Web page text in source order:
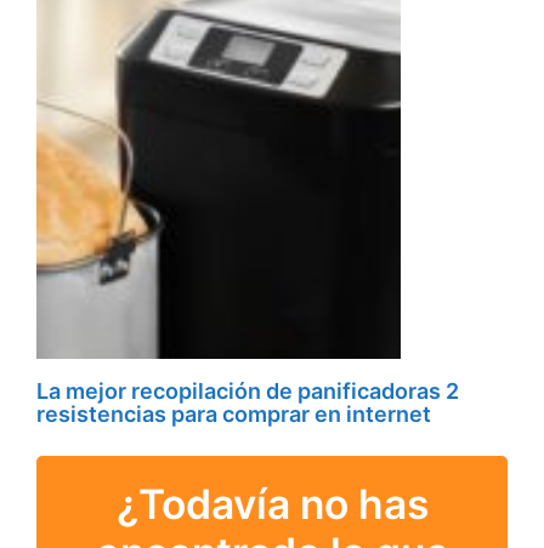
La mejor recopilación de panificadoras 2
resistencias para comprar en internet
¿Todavía no has